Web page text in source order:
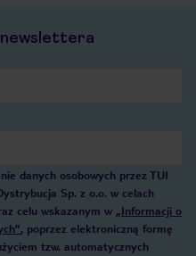
newslettera
danych osobowych przez TUI
Sp. z o.o. w celach
celu wskazanym w „Informacji o
, poprzez elektroniczną formę
tzw. automatycznych